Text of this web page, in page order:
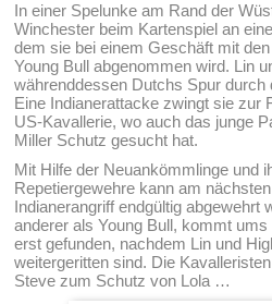
In einer Spelunke am Rand der
Winchester beim Kartenspiel an
dem sie bei einem Geschäft mit
Young Bull abgenommen wird. Lin
währenddessen Dutchs Spur durch
Eine Indianerattacke zwingt sie zur
US-Kavallerie, wo auch das junge
Miller Schutz gesucht hat.
Mit Hilfe der Neuankömmlinge und
Repetiergewehre kann am
Indianerangriff endgültig abgewehrt
anderer als Young Bull, kommt
erst gefunden, nachdem Lin und
weitergeritten sind. Die
Steve zum Schutz von Lola …